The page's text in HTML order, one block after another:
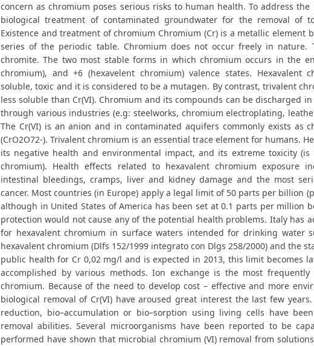
concern as chromium poses serious risks to human health. To address
biological treatment of contaminated groundwater for the removal of
Existence and treatment of chromium Chromium (Cr) is a metallic element
series of the periodic table. Chromium does not occur freely in nature.
chromite. The two most stable forms in which chromium occurs in the
chromium), and +6 (hexavelent chromium) valence states. Hexavalent
soluble, toxic and it is considered to be a mutagen. By contrast, trivalent
less soluble than Cr(VI). Chromium and its compounds can be discharged
through various industries (e.g: steelworks, chromium electroplating,
The Cr(VI) is an anion and in contaminated aquifers commonly exists as
(CrO2O72-). Trivalent chromium is an essential trace element for humans.
its negative health and environmental impact, and its extreme toxicity
chromium). Health effects related to hexavalent chromium exposure
intestinal bleedings, cramps, liver and kidney damage and the most
cancer. Most countries (in Europe) apply a legal limit of 50 parts per billion
although in United States of America has been set at 0.1 parts per million
protection would not cause any of the potential health problems. Italy has
for hexavalent chromium in surface waters intended for drinking water
hexavalent chromium (Dlfs 152/1999 integrato con Dlgs 258/2000) and the
public health for Cr 0,02 mg/l and is expected in 2013, this limit becomes
accomplished by various methods. Ion exchange is the most
chromium. Because of the need to develop cost – effective and more
biological removal of Cr(VI) have aroused great interest the last few
reduction, bio–accumulation or bio–sorption using living cells have
removal abilities. Several microorganisms have been reported to be
performed have shown that microbial chromium (VI) removal from